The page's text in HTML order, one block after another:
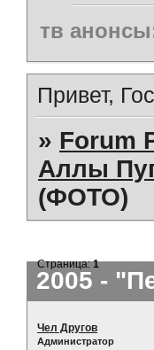
тв
Привет,
» Forum
Аллы
(ФОТО)
2005 -
Страница:1
Чел Другов
Администратор